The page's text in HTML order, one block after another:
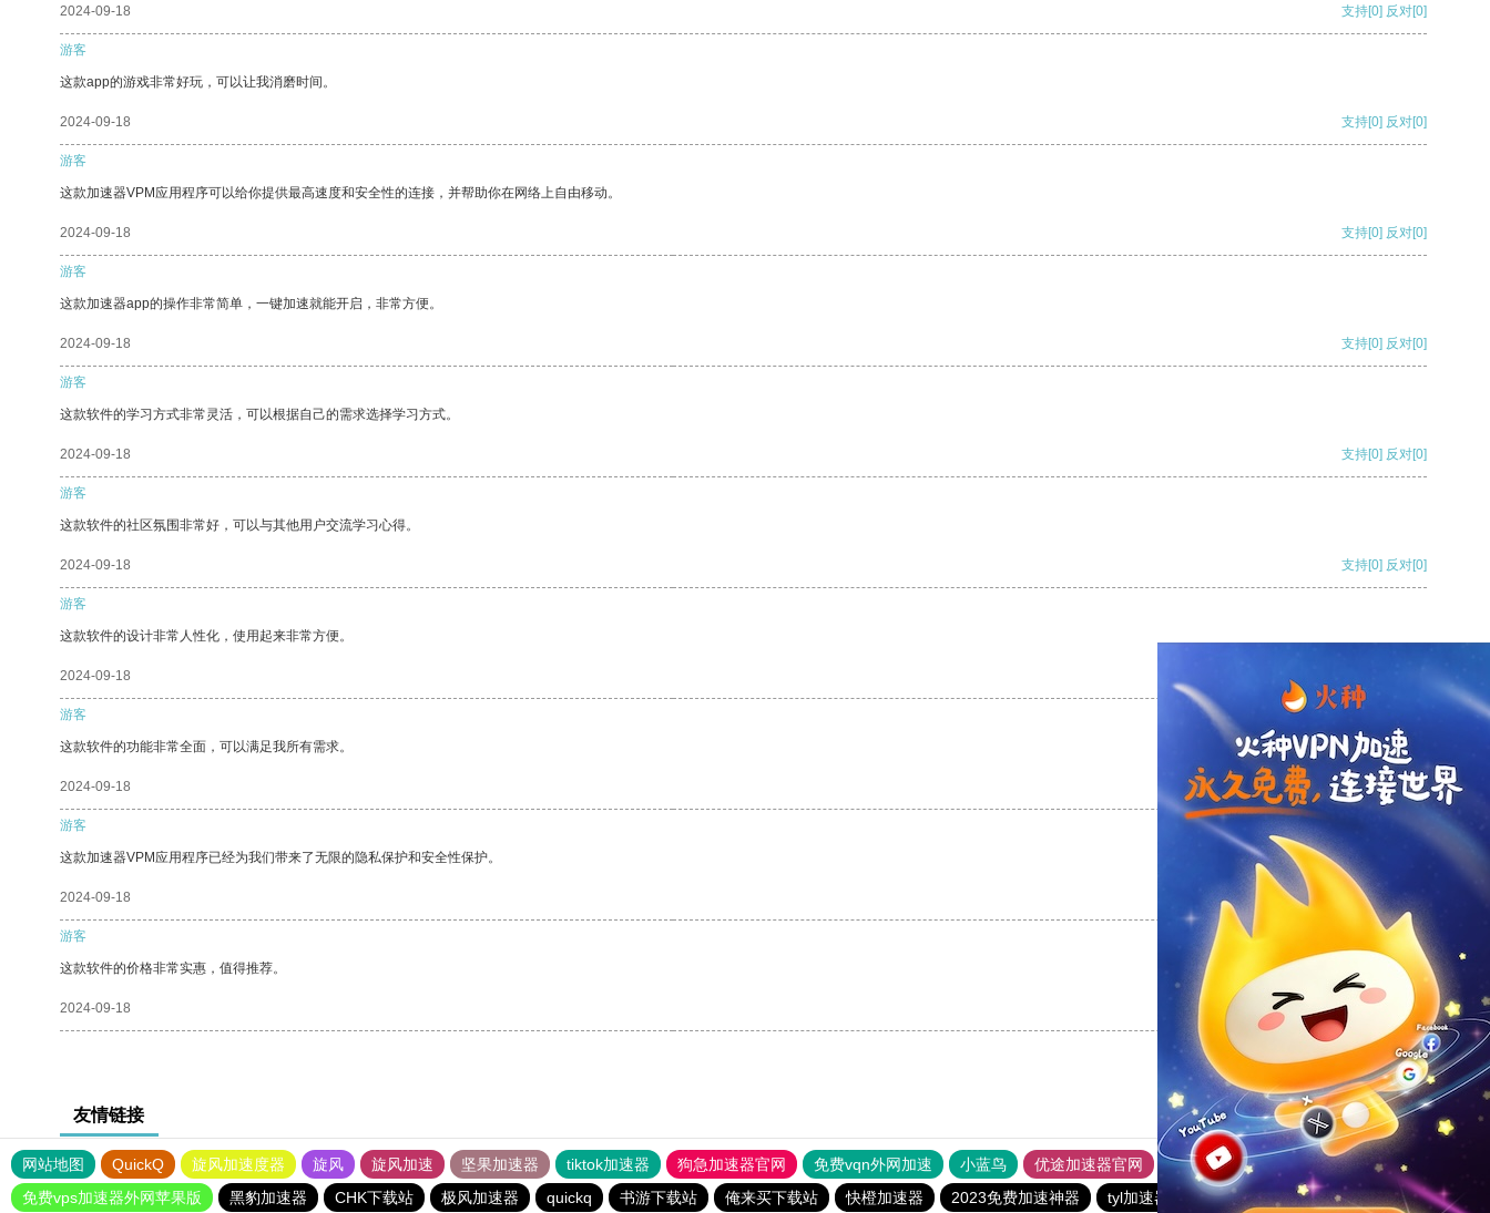
2024-09-18 支持[0] 反对[0]
游客
这款app的游戏非常好玩，可以让我消磨时间。
2024-09-18 支持[0] 反对[0]
游客
这款加速器VPM应用程序可以给你提供最高速度和安全性的连接，并帮助你在网络上自由移动。
2024-09-18 支持[0] 反对[0]
游客
这款加速器app的操作非常简单，一键加速就能开启，非常方便。
2024-09-18 支持[0] 反对[0]
游客
这款软件的学习方式非常灵活，可以根据自己的需求选择学习方式。
2024-09-18 支持[0] 反对[0]
游客
这款软件的社区氛围非常好，可以与其他用户交流学习心得。
2024-09-18 支持[0] 反对[0]
游客
这款软件的设计非常人性化，使用起来非常方便。
2024-09-18
游客
这款软件的功能非常全面，可以满足我所有需求。
2024-09-18 支持[0] 反对[0]
游客
这款加速器VPM应用程序已经为我们带来了无限的隐私保护和安全性保护。
2024-09-18 支持[0] 反对
游客
这款软件的价格非常实惠，值得推荐。
2024-09-18 支持[0] 反对[0]
友情链接
网站地图 QuickQ 旋风加速度器 旋风 旋风加速 坚果加速器 tiktok加速器 狗急加速器官网 免费vqn外网加速 小蓝鸟 优途加速器官网 风驰加速器 旋风加速器
八戒看书
免费vps加速器外网苹果版
黑豹加速器 CHK下载站 极风加速器 quickq 书游下载站 俺来买下载站 快橙加速器 2023免费加速神器 tyl加速器官网 极光vqn官网 极光加速器